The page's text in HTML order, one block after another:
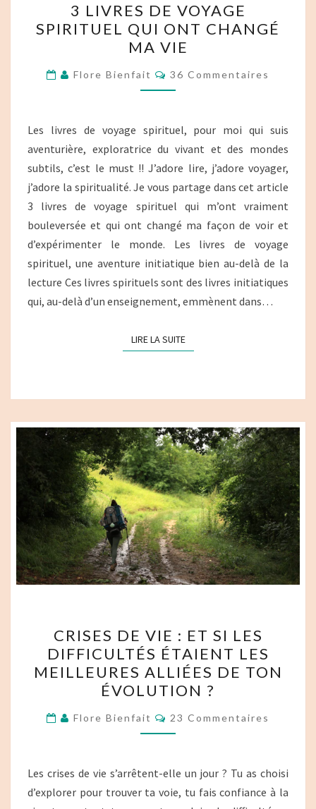
LIVRES
DE
VOYAGE
SPIRITUEL
QUI
CHANGÉ
MA
VIE
3 LIVRES DE VOYAGE
SPIRITUEL QUI ONT CHANGÉ
MA VIE
Flore Bienfait Commentaires
36 Commentaires
Les livres de voyage spirituel, pour moi qui suis
aventurière, exploratrice du vivant et des mondes
subtils, c’est le must !! J’adore lire, j’adore voyager,
j’adore la spiritualité. Je vous partage dans cet article
3 livres de voyage spirituel qui m’ont vraiment
bouleversée et qui ont changé ma façon de voir et
d’expérimenter le monde. Les livres de voyage
spirituel, une aventure initiatique bien au-delà de la
lecture Ces livres spirituels sont des livres initiatiques
qui, au-delà d’un enseignement, emmènent dans…
LIRE LA SUITELIRE LA SUITE
DE
VIE :
ET
SI
LES
DIFFICULTÉS
LES
MEILLEURES
CRISES DE VIE : ET SI LES
DIFFICULTÉS ÉTAIENT LES
MEILLEURES ALLIÉES DE TON
ÉVOLUTION ?
Flore Bienfait Commentaires
23 Commentaires
Les crises de vie s’arrêtent-elle un jour ? Tu as choisi
d’explorer pour trouver ta voie, tu fais confiance à la